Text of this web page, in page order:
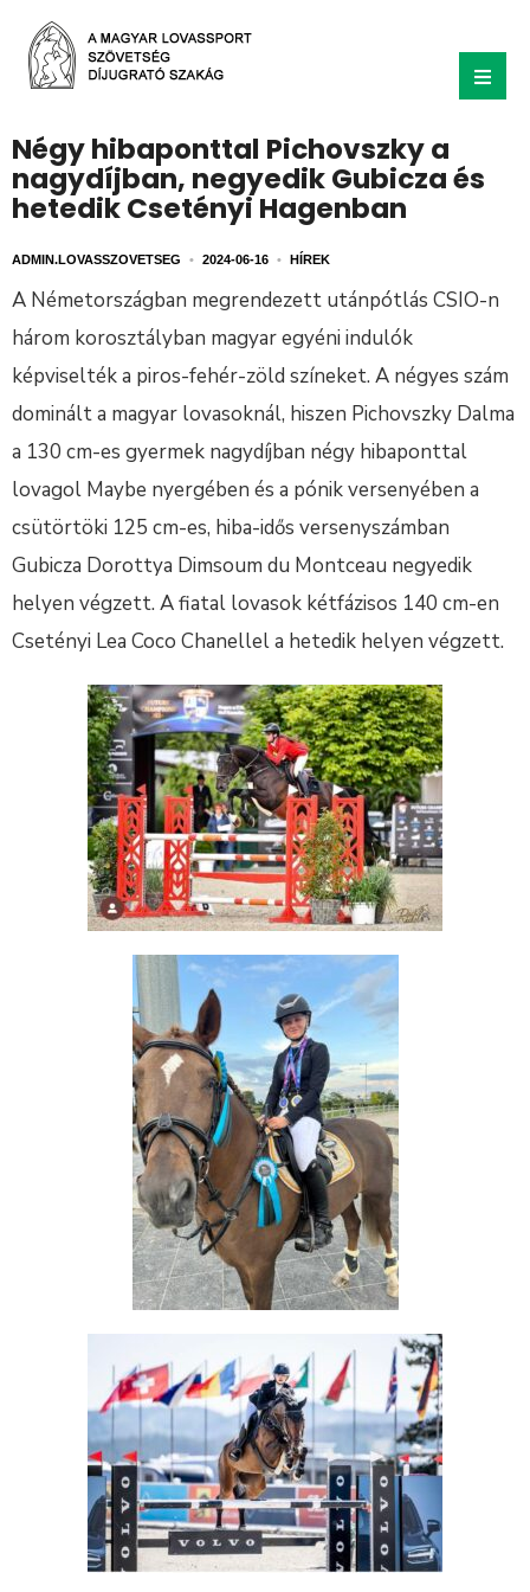
Négy hibaponttal Pichovszky a
nagydíjban, negyedik Gubicza és
hetedik Csetényi Hagenban
ADMIN.LOVASSZOVETSEG • 2024-06-16 • HÍREK
A Németországban megrendezett utánpótlás CSIO-n
három korosztályban magyar egyéni indulók
képviselték a piros-fehér-zöld színeket. A négyes szám
dominált a magyar lovasoknál, hiszen Pichovszky Dalma
a 130 cm-es gyermek nagydíjban négy hibaponttal
lovagol Maybe nyergében és a pónik versenyében a
csütörtöki 125 cm-es, hiba-idős versenyszámban
Gubicza Dorottya Dimsoum du Montceau negyedik
helyen végzett. A fiatal lovasok kétfázisos 140 cm-en
Csetényi Lea Coco Chanellel a hetedik helyen végzett.